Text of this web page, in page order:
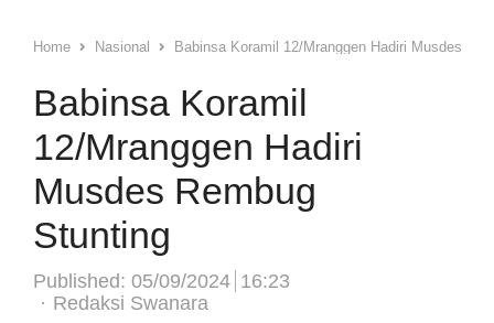
Home Nasional Babinsa Koramil 12/Mranggen Hadiri Musdes
Babinsa Koramil
12/Mranggen Hadiri
Musdes Rembug
Stunting
Published: 05/09/2024 16:23
Author
Redaksi Swanara